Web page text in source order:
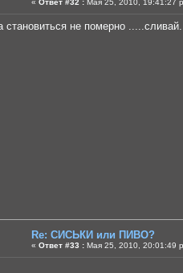
« Ответ #32 : Мая 25, 2010, 19:41:27
становиться не померно
Re: СИСЬКИ или ПИВО?
« Ответ #33 : Мая 25, 2010, 20:01:49